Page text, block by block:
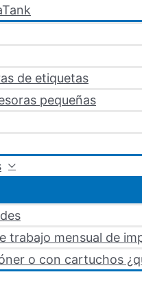
de etiquetas
pequeñas
trabajo mensual de
o con cartuchos